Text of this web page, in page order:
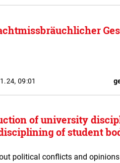
09:01
of university
of student
political conflicts and